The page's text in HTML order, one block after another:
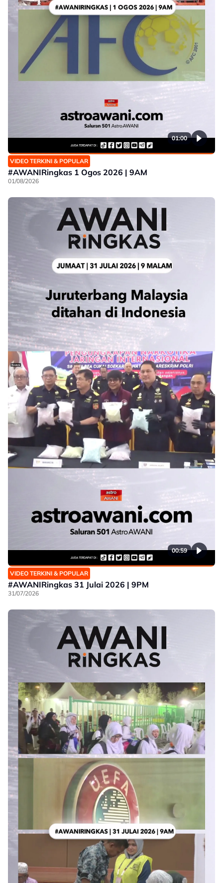
01:00
VIDEO TERKINI & POPULAR
#AWANIRingkas 1 Ogos 2026 | 9AM
01/08/2026
00:59
VIDEO TERKINI & POPULAR
#AWANIRingkas 31 Julai 2026 | 9PM
31/07/2026